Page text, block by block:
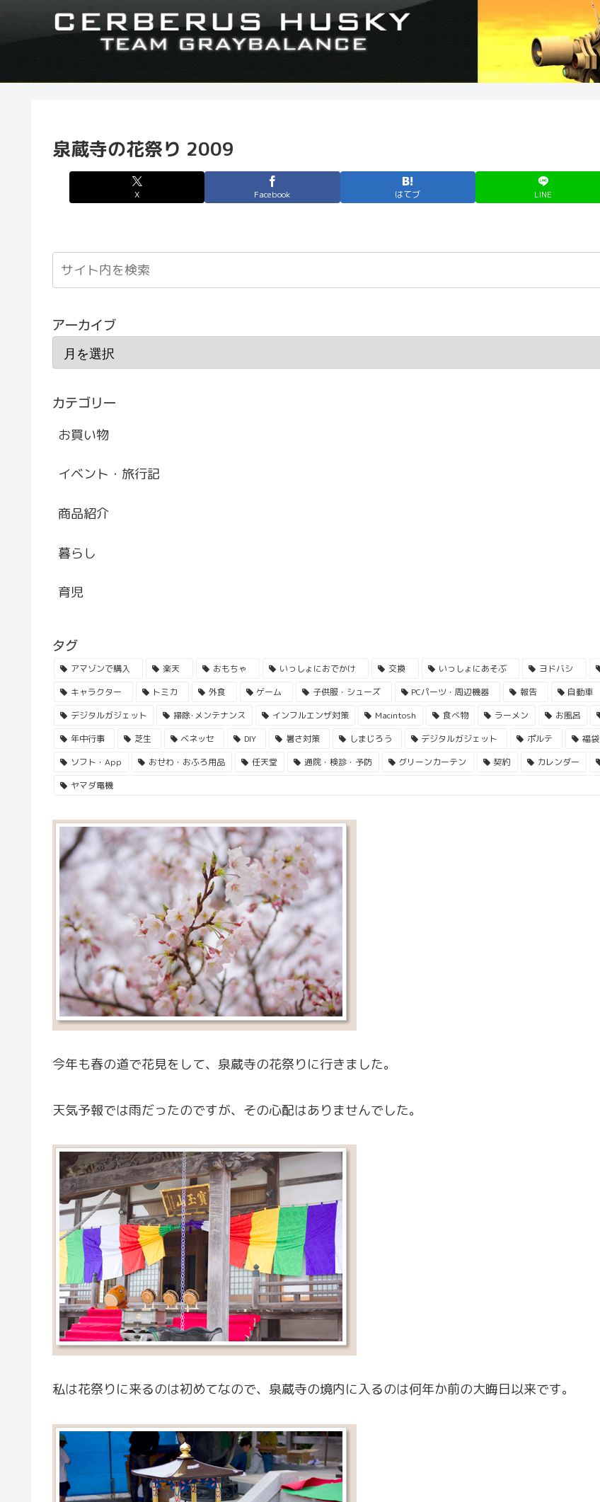
泉蔵寺の花祭り 2009
X Facebook はてブ LINE
アーカイブ
カテゴリー
お買い物
イベント・旅行記
商品紹介
暮らし
育児
タグ
アマゾンで購入 楽天 おもちゃ いっしょにおでかけ 交換 いっしょにあそぶ ヨドバシ
キャラクター
トミカ 外食 ゲーム 子供服・シューズ PCパーツ・周辺機器 報告 自動車
デジタルガジェット
掃除･メンテナンス インフルエンザ対策 Macintosh 食べ物 ラーメン お風呂
年中行事
芝生 ベネッセ DIY 暑さ対策 しまじろう デジタルガジェット ポルテ 福袋
ソフト・App
おせわ・おふろ用品 任天堂 通院・検診・予防 グリーンカーテン 契約 カレンダー
ヤマダ電機
今年も春の道で花見をして、泉蔵寺の花祭りに行きました。
天気予報では雨だったのですが、その心配はありませんでした。
私は花祭りに来るのは初めてなので、泉蔵寺の境内に入るのは何年か前の大晦日以来です。